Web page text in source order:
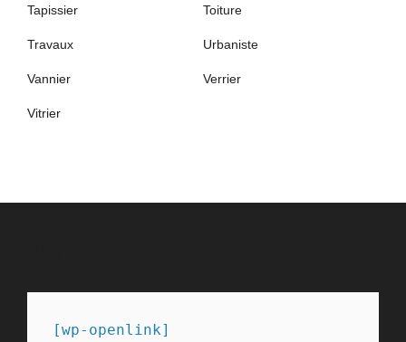
Tapissier Toiture
Travaux Urbaniste
Vannier Verrier
Vitrier
[wp-openlink]